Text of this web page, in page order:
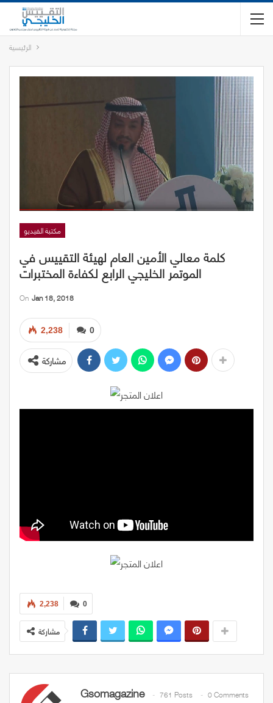
الرئيسية
مكتبة الفيديو
كلمة معالي الأمين العام لهيئة التقييس في
الموتمر الخليجي الرابع لكفاءة المختبرات
On Jan 18, 2018
0
2,238
مشاركة
0
2,238
مشاركة
Gsomagazine 761 Posts 0 Comments